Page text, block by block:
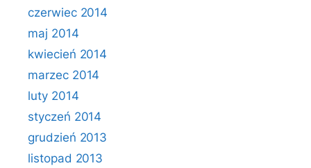
czerwiec 2014
maj 2014
kwiecień 2014
marzec 2014
luty 2014
styczeń 2014
grudzień 2013
listopad 2013